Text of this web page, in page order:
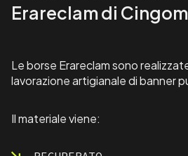
Erareclam di
Le borse Erareclam sono
lavorazione artigianale di banner
Il materiale viene: